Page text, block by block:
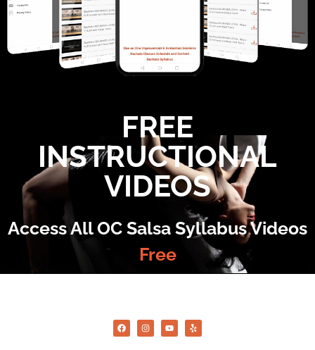
FREE
INSTRUCTIONAL
VIDEOS
Access All OC Salsa Syllabus Videos
Free